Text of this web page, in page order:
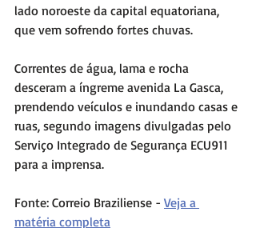
lado noroeste da capital equatoriana,
que vem sofrendo fortes chuvas.
Correntes de água, lama e rocha
desceram a íngreme avenida La Gasca,
prendendo veículos e inundando casas e
ruas, segundo imagens divulgadas pelo
Serviço Integrado de Segurança ECU911
para a imprensa.
Fonte: Correio Braziliense - Veja a
matéria completa